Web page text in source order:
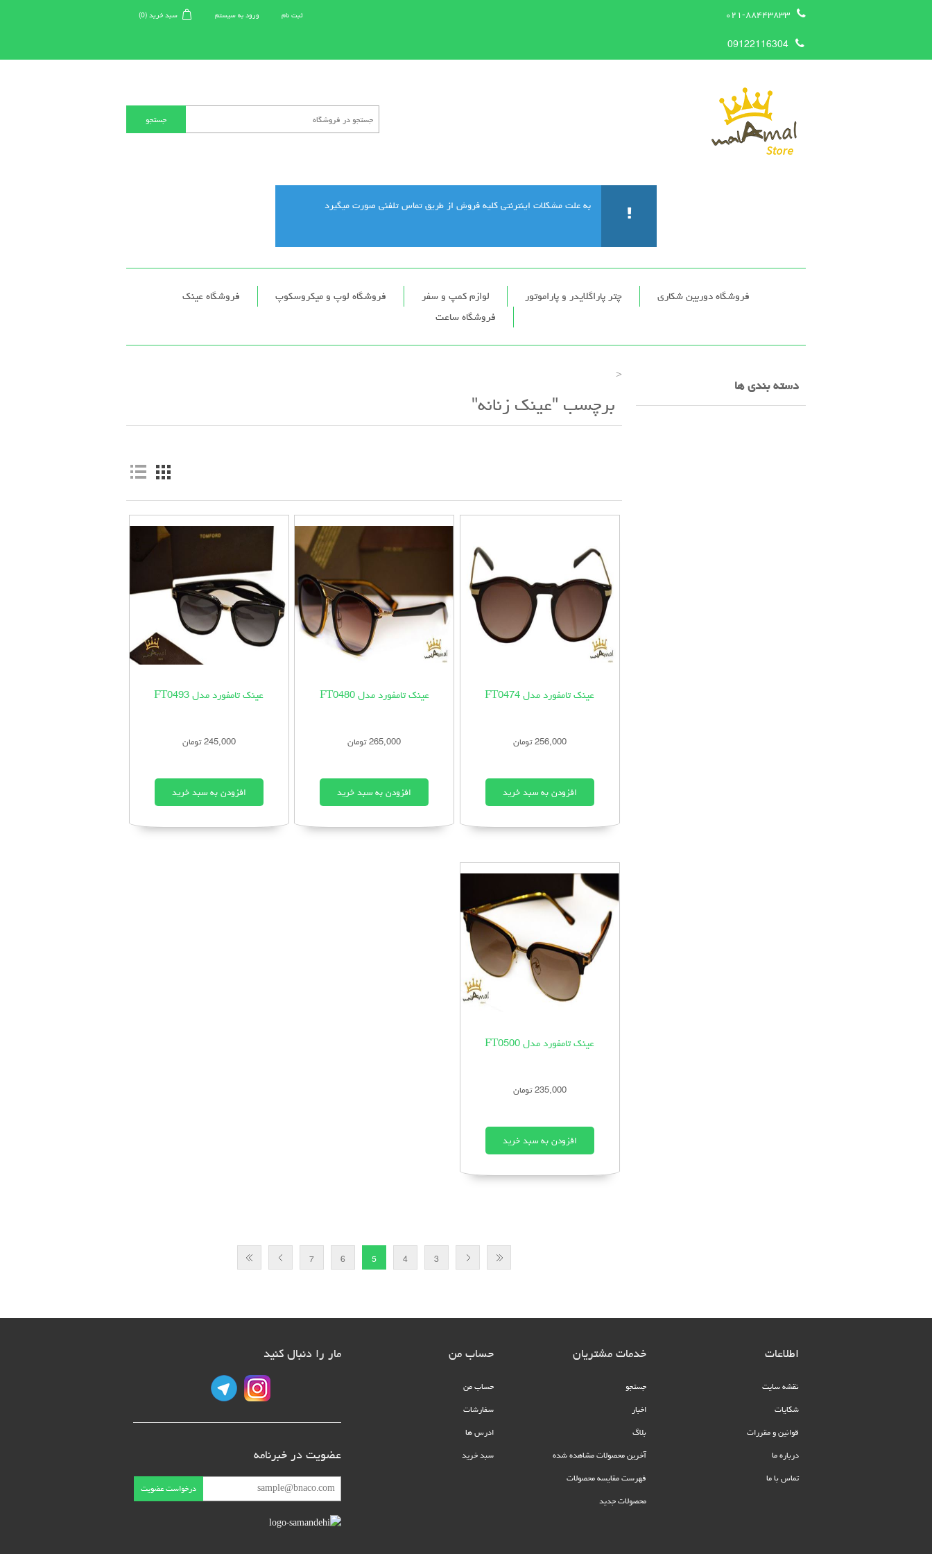
۰۲۱-۸۸۴۴۳۸۳۳
09122116304
ثبت نام ورود به سیستم سبد خرید(0)
به علت مشکلات اینترنتی کلیه فروش از طریق تماس تلفنی صورت میگیرد
فروشگاه دوربین شکاری چتر پاراگلایدر و پاراموتور لوازم کمپ و سفر فروشگاه لوپ و میکروسکوپ
فروشگاه عینک
فروشگاه ساعت
دسته بندی ها <
برچسب "عینک زنانه"
عینک تامفورد مدل FT0474
256,000 تومان
عینک تامفورد مدل FT0480
265,000 تومان
عینک تامفورد مدل FT0493
245,000 تومان
عینک تامفورد مدل FT0500
235,000 تومان
3
4
5
6
7
اطلاعات
نقشه سایت
شکایات
قوانین و مقررات
درباره ما
تماس با ما
خدمات مشتریان
جستجو
اخبار
بلاگ
آخرین محصولات مشاهده شده
فهرست مقایسه محصولات
محصولات جدید
حساب من
حساب من
سفارشات
ادرس ها
سبد خرید
مار را دنبال کنید
عضویت در خبرنامه